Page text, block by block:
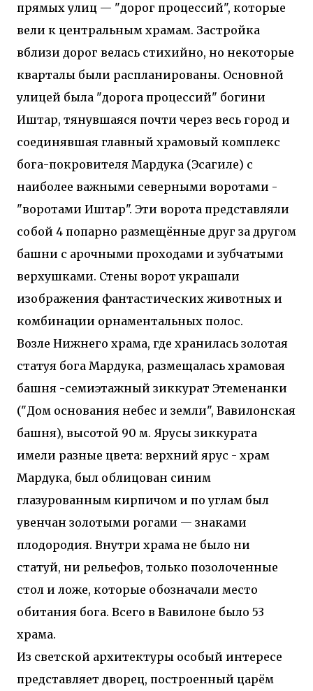
прямых улиц — "дорог процессий", которые
вели к центральным храмам. Застройка
вблизи дорог велась стихийно, но некоторые
кварталы были распланированы. Основной
улицей была "дорога процессий" богини
Иштар, тянувшаяся почти через весь город и
соединявшая главный храмовый комплекс
бога-покровителя Мардука (Эсагиле) с
наиболее важными северными воротами -
"воротами Иштар". Эти ворота представляли
собой 4 попарно размещённые друг за другом
башни с арочными проходами и зубчатыми
верхушками. Стены ворот украшали
изображения фантастических животных и
комбинации орнаментальных полос.
Возле Нижнего храма, где хранилась золотая
статуя бога Мардука, размещалась храмовая
башня -семиэтажный зиккурат Этеменанки
("Дом основания небес и земли", Вавилонская
башня), высотой 90 м. Ярусы зиккурата
имели разные цвета: верхний ярус - храм
Мардука, был облицован синим
глазурованным кирпичом и по углам был
увенчан золотыми рогами — знаками
плодородия. Внутри храма не было ни
статуй, ни рельефов, только позолоченные
стол и ложе, которые обозначали место
обитания бога. Всего в Вавилоне было 53
храма.
Из светской архитектуры особый интересе
представляет дворец, построенный царём